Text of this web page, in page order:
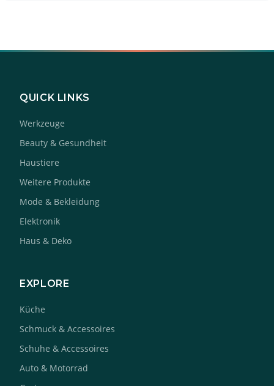
QUICK LINKS
Werkzeuge
Beauty & Gesundheit
Haustiere
Weitere Produkte
Mode & Bekleidung
Elektronik
Haus & Deko
EXPLORE
Küche
Schmuck & Accessoires
Schuhe & Accessoires
Auto & Motorrad